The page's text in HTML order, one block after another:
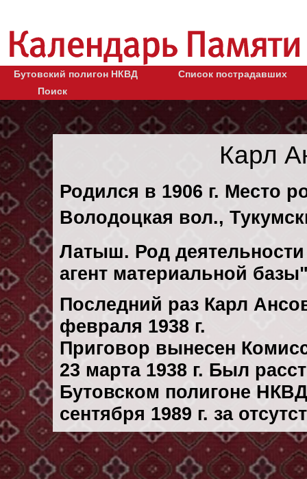
Бутовский полигон НКВД
Список пострадавших
Поиск
Карл
Родился в 1906 г. Место
Володоцкая вол.,
Латыш. Род
агент материальной
Последний раз Карл
февраля 1938 г.
Приговор вынесен
23 марта 1938 г. Был
Бутовском полигоне
сентября 1989 г. за